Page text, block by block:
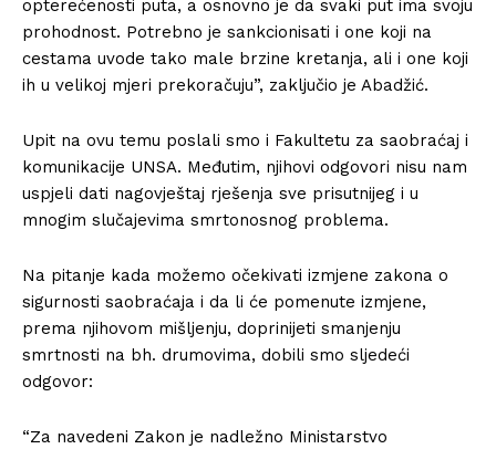
opterećenosti puta, a osnovno je da svaki put ima svoju
prohodnost. Potrebno je sankcionisati i one koji na
cestama uvode tako male brzine kretanja, ali i one koji
ih u velikoj mjeri prekoračuju”, zaključio je Abadžić.
Upit na ovu temu poslali smo i Fakultetu za saobraćaj i
komunikacije UNSA. Međutim, njihovi odgovori nisu nam
uspjeli dati nagovještaj rješenja sve prisutnijeg i u
mnogim slučajevima smrtonosnog problema.
Na pitanje kada možemo očekivati izmjene zakona o
sigurnosti saobraćaja i da li će pomenute izmjene,
prema njihovom mišljenju, doprinijeti smanjenju
smrtnosti na bh. drumovima, dobili smo sljedeći
odgovor:
“Za navedeni Zakon je nadležno Ministarstvo